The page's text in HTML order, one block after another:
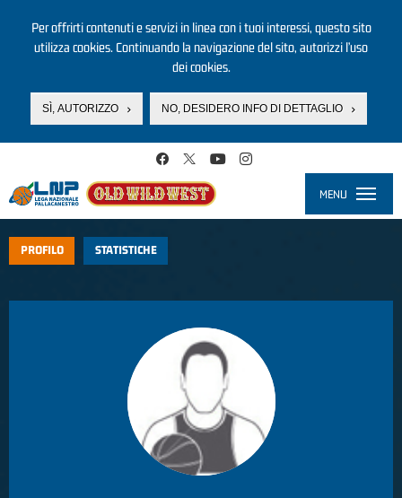
Per offrirti contenuti e servizi in linea con i tuoi interessi, questo sito
utilizza cookies. Continuando la navigazione del sito, autorizzi l’uso
dei cookies.
SÌ, AUTORIZZO NO, DESIDERO INFO DI DETTAGLIO
MENU
PROFILO STATISTICHE